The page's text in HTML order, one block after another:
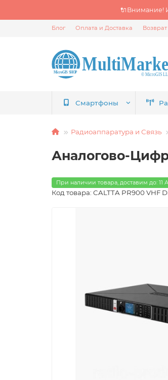
🔌Внимание!
Блог Оплата и Доставка
Смартфоны
Радиоаппаратура и Связь
Аналогово-
При наличии товара, доставим до: 11
Код товара: CALTTA PR900 VHF